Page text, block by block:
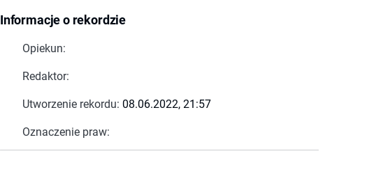
Informacje o rekordzie
Opiekun:
Redaktor:
Utworzenie rekordu: 08.06.2022, 21:57
Oznaczenie praw: